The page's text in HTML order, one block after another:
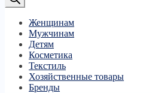
Женщинам
Мужчинам
Детям
Косметика
Текстиль
Хозяйственные товары
Бренды